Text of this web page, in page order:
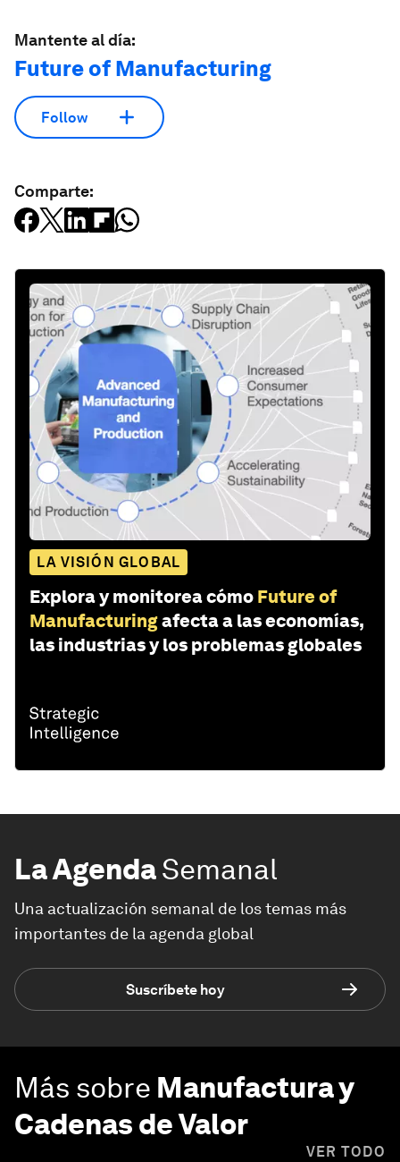
Mantente al día:
Future of Manufacturing
Follow
Comparte:
LA VISIÓN GLOBAL
Explora y monitorea cómo Future of
Manufacturingafecta a las economías,
las industrias y los problemas globales
La AgendaSemanal
Una actualización semanal de los temas más
importantes de la agenda global
Suscríbete hoy
Más sobre Manufactura y
Cadenas de Valor
VER TODO